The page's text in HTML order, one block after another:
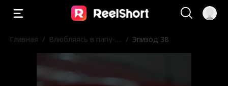
Главная / Влюбляясь в папу-м
/ Эпизод 38